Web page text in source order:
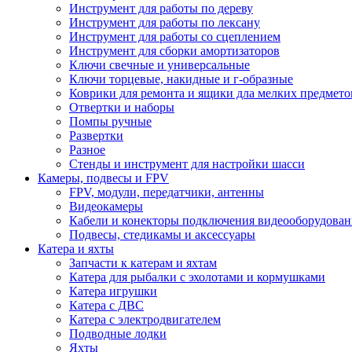
Инструмент для работы по дереву
Инструмент для работы по лексану
Инструмент для работы со сцеплением
Инструмент для сборки амортизаторов
Ключи свечные и универсальные
Ключи торцевые, накидные и г-образные
Коврики для ремонта и ящики дла мелких
Отвертки и наборы
Помпы ручные
Развертки
Разное
Стенды и инструмент для настройки шасси
Камеры, подвесы и FPV
FPV, модули, передатчики, антенны
Видеокамеры
Кабели и конекторы подключения
Подвесы, стедикамы и аксессуары
Катера и яхты
Запчасти к катерам и яхтам
Катера для рыбалки с эхолотами и кормушками
Катера игрушки
Катера с ДВС
Катера с электродвигателем
Подводные лодки
Яхты